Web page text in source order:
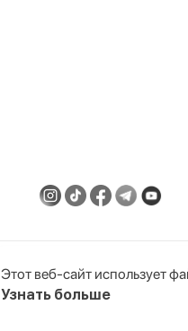
«АйСтор Плюс»
05.03.2024 Минским
ул. Ленина, д.5, пом. 3Н,
Этот веб-сайт использует
Узнать больше